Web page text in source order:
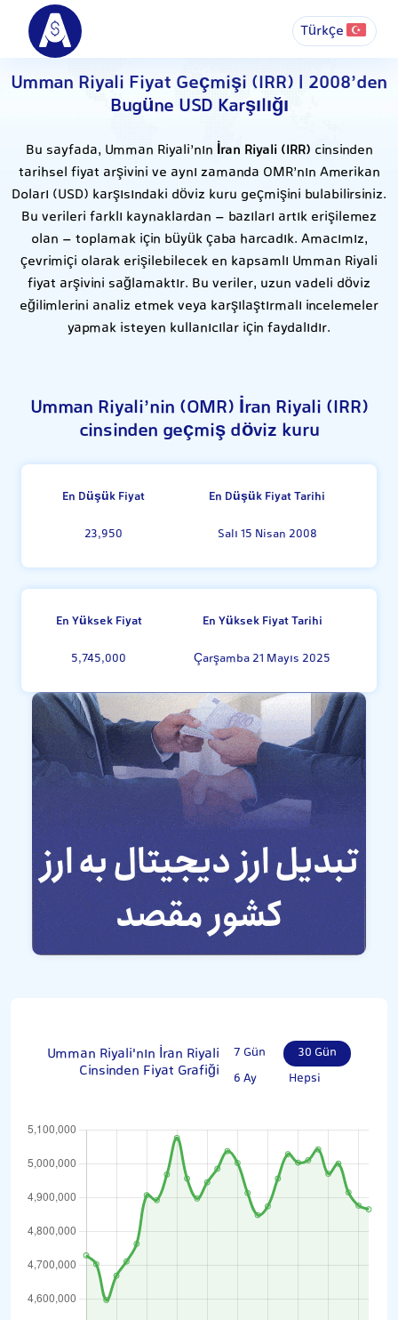
Türkçe
Umman Riyali Fiyat Geçmişi (IRR) | 2008’den
Bugüne USD Karşılığı
Bu sayfada, Umman Riyali’nın İran Riyali (IRR) cinsinden
tarihsel fiyat arşivini ve aynı zamanda OMR’nın Amerikan
Doları (USD) karşısındaki döviz kuru geçmişini bulabilirsiniz.
Bu verileri farklı kaynaklardan – bazıları artık erişilemez
olan – toplamak için büyük çaba harcadık. Amacımız,
çevrimiçi olarak erişilebilecek en kapsamlı Umman Riyali
fiyat arşivini sağlamaktır. Bu veriler, uzun vadeli döviz
eğilimlerini analiz etmek veya karşılaştırmalı incelemeler
yapmak isteyen kullanıcılar için faydalıdır.
Umman Riyali’nin (OMR) İran Riyali (IRR)
cinsinden geçmiş döviz kuru
En Düşük Fiyat
En Düşük Fiyat Tarihi
23,950
Salı 15 Nisan 2008
En Yüksek Fiyat
En Yüksek Fiyat Tarihi
5,745,000
Çarşamba 21 Mayıs 2025
Umman Riyali'nın İran Riyali
Cinsinden Fiyat Grafiği
7 Gün
30 Gün
6 Ay
Hepsi